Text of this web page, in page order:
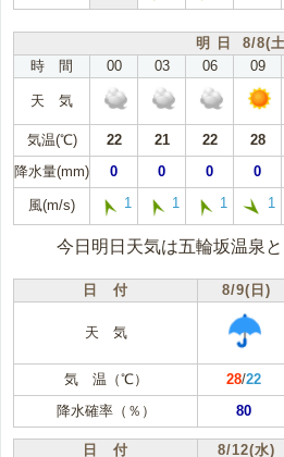
明 日 8/8(
時 間
00 03 06 09
天 気
気温(℃) 22 21 22 28
降水量(mm)
0 0 0 0
風(m/s) 1 1 1 1
今日明日天気は五輪坂温泉
日 付 8/9(日)
天 気
気 温（℃） 28/22
降水確率（％）
80
日 付 8/12(水)